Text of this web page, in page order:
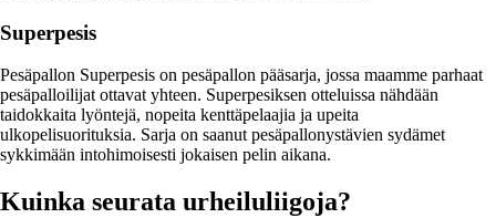
Superpesis
Pesäpallon Superpesis on pesäpallon pääsarja, jossa maamme parhaat
pesäpalloilijat ottavat yhteen. Superpesiksen otteluissa nähdään
taidokkaita lyöntejä, nopeita kenttäpelaajia ja upeita
ulkopelisuorituksia. Sarja on saanut pesäpallonystävien sydämet
sykkimään intohimoisesti jokaisen pelin aikana.
Kuinka seurata urheiluliigoja?